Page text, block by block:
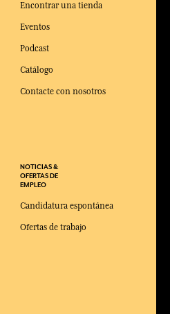
Encontrar una tienda
Eventos
Podcast
Catálogo
Contacte con nosotros
NOTICIAS &
OFERTAS DE
EMPLEO
Candidatura espontánea
Ofertas de trabajo